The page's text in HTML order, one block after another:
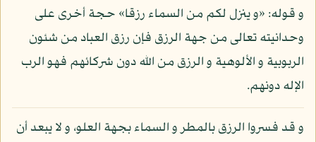
و قوله: «و ينزل لكم من السماء رزقا» حجة أخرى على
وحدانيته تعالى من جهة الرزق فإن رزق العباد من شئون
الربوبية و الألوهية و الرزق من الله دون شركائهم فهو الرب
الإله دونهم.
و قد فسروا الرزق بالمطر و السماء بجهة العلو، و لا يبعد أن